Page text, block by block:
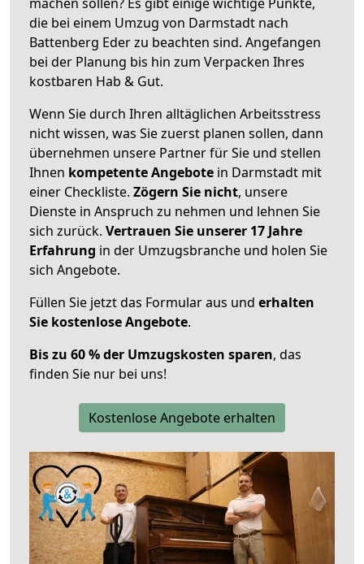
die bei einem Umzug von Darmstadt nach
Battenberg Eder zu beachten sind. Angefangen
bei der Planung bis hin zum Verpacken Ihres
kostbaren Hab & Gut.
Wenn Sie durch Ihren alltäglichen Arbeitsstress
nicht wissen, was Sie zuerst planen sollen, dann
übernehmen unsere Partner für Sie und stellen
Ihnen kompetente Angebote in Darmstadt mit
einer Checkliste. Zögern Sie nicht, unsere
Dienste in Anspruch zu nehmen und lehnen Sie
sich zurück. Vertrauen Sie unserer 17 Jahre
Erfahrung in der Umzugsbranche und holen Sie
sich Angebote.
Füllen Sie jetzt das Formular aus und erhalten
Sie kostenlose Angebote.
Bis zu 60 % der Umzugskosten sparen, das
finden Sie nur bei uns!
Kostenlose Angebote erhalten